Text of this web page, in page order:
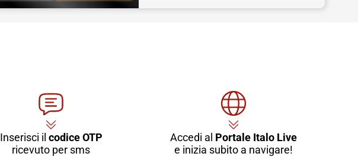
Inserisci il codice OTP
ricevuto per sms
Accedi al Portale Italo Live
e inizia subito a navigare!